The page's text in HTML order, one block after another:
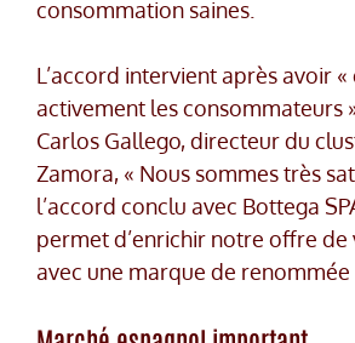
consommation saines.
L’accord intervient après avoir «
activement les consommateurs
Carlos Gallego, directeur du
Zamora, « Nous sommes très
l’accord conclu avec Bottega
permet d’enrichir notre offre de
avec une marque de